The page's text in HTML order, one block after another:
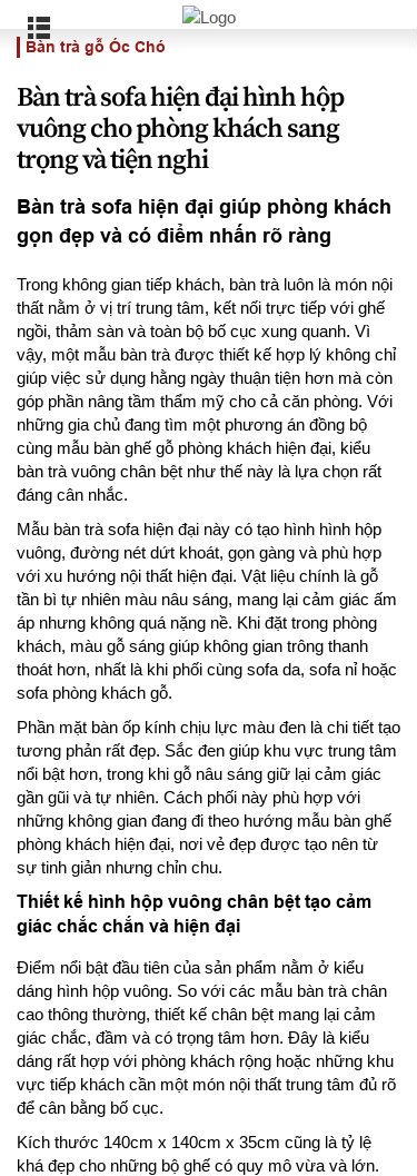
Bàn trà gỗ Óc Chó
Bàn trà sofa hiện đại hình hộp
vuông cho phòng khách sang
trọng và tiện nghi
Bàn trà sofa hiện đại giúp phòng khách
gọn đẹp và có điểm nhấn rõ ràng
Trong không gian tiếp khách, bàn trà luôn là món nội
thất nằm ở vị trí trung tâm, kết nối trực tiếp với ghế
ngồi, thảm sàn và toàn bộ bố cục xung quanh. Vì
vậy, một mẫu bàn trà được thiết kế hợp lý không chỉ
giúp việc sử dụng hằng ngày thuận tiện hơn mà còn
góp phần nâng tầm thẩm mỹ cho cả căn phòng. Với
những gia chủ đang tìm một phương án đồng bộ
cùng mẫu bàn ghế gỗ phòng khách hiện đại, kiểu
bàn trà vuông chân bệt như thế này là lựa chọn rất
đáng cân nhắc.
Mẫu bàn trà sofa hiện đại này có tạo hình hình hộp
vuông, đường nét dứt khoát, gọn gàng và phù hợp
với xu hướng nội thất hiện đại. Vật liệu chính là gỗ
tần bì tự nhiên màu nâu sáng, mang lại cảm giác ấm
áp nhưng không quá nặng nề. Khi đặt trong phòng
khách, màu gỗ sáng giúp không gian trông thanh
thoát hơn, nhất là khi phối cùng sofa da, sofa nỉ hoặc
sofa phòng khách gỗ.
Phần mặt bàn ốp kính chịu lực màu đen là chi tiết tạo
tương phản rất đẹp. Sắc đen giúp khu vực trung tâm
nổi bật hơn, trong khi gỗ nâu sáng giữ lại cảm giác
gần gũi và tự nhiên. Cách phối này phù hợp với
những không gian đang đi theo hướng mẫu bàn ghế
phòng khách hiện đại, nơi vẻ đẹp được tạo nên từ
sự tinh giản nhưng chỉn chu.
Thiết kế hình hộp vuông chân bệt tạo cảm
giác chắc chắn và hiện đại
Điểm nổi bật đầu tiên của sản phẩm nằm ở kiểu
dáng hình hộp vuông. So với các mẫu bàn trà chân
cao thông thường, thiết kế chân bệt mang lại cảm
giác chắc, đầm và có trọng tâm hơn. Đây là kiểu
dáng rất hợp với phòng khách rộng hoặc những khu
vực tiếp khách cần một món nội thất trung tâm đủ rõ
để cân bằng bố cục.
Kích thước 140cm x 140cm x 35cm cũng là tỷ lệ
khá đẹp cho những bộ ghế có quy mô vừa và lớn.